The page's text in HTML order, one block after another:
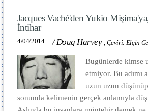
Jacques Vaché'den Yukio
İntihar
4/04/2014 /Doug Harvey , Çeviri: Elçin
Bugünlerde kimse
etmiyor. Bu adımı
uzun uzun
sonunda kelimenin gerçek anlamıyla